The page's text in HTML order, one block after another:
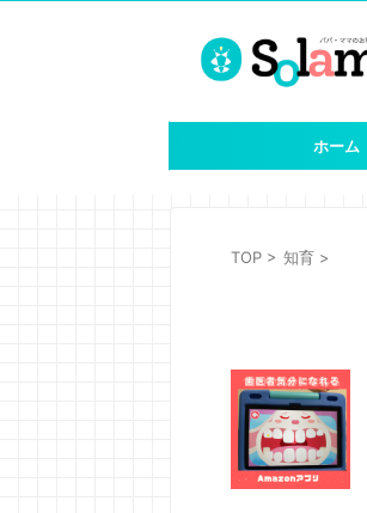
ホーム
TOP > 知育 >